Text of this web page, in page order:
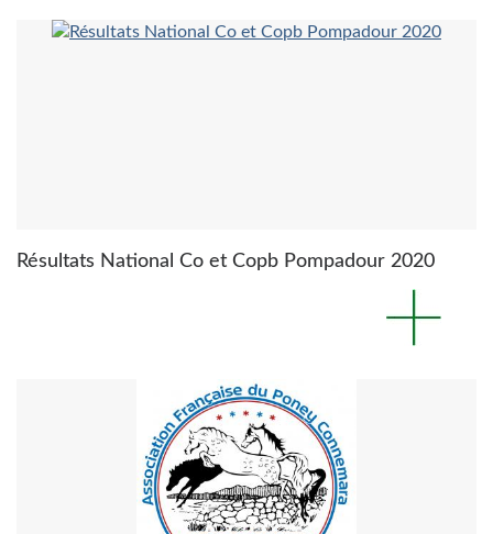
Résultats National Co et Copb Pompadour 2020